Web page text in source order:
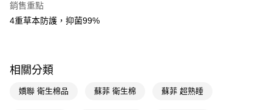
【關於「AFTEE先享後付」】
AFTEE先享後付是「在收到商品之後才付款」的支付方式。 讓您購物簡單
１．於結帳方式選擇「AFTEE先享後付」後，將跳轉至「AFTEE先享後付」
即享券
全家取貨付款
銷售重點
4重草本防護，抑菌99%
相關分類
嬌聯 衛生棉品 蘇菲 衛生棉 蘇菲 超熟睡